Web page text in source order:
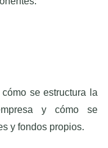
se estructura la
y cómo se
y fondos propios.